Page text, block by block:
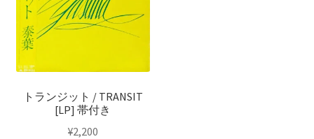
トランジット / TRANSIT
[LP] 帯付き
¥2,200